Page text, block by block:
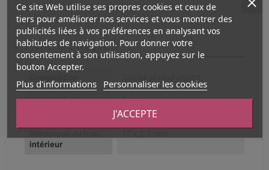
Dimension 20x15mm Interieur : 10x2.5mm
Fiche technique
Couleur de la
Argent
intérieur
Ce site Web utilise ses propres cookies et ceux de
tiers pour améliorer nos services et vous montrer des
publicités liées à vos préférences en analysant vos
habitudes de navigation. Pour donner votre
consentement à son utilisation, appuyez sur le
bouton Accepter.
Plus d'informations Personnaliser les cookies
J'ACCEPTE